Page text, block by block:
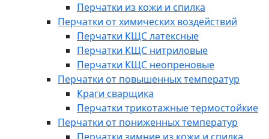
Перчатки из кожи и спилка
Перчатки от химических воздействий
Перчатки КЩС латексные
Перчатки КЩС нитриловые
Перчатки КЩС неопреновые
Перчатки от повышенных температур
Краги сварщика
Перчатки трикотажные термостойкие
Перчатки от пониженных температур